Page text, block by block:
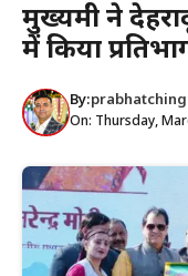
मुख्यमंत्री ने
में किया
By:
On: Thursday,